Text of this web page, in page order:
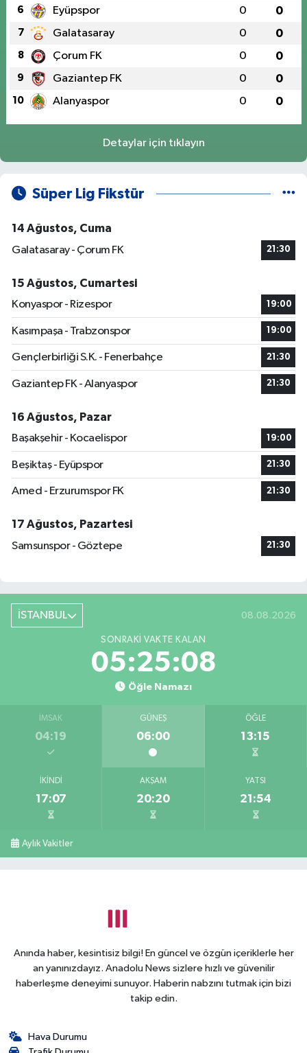
6 Eyüpspor 0 0
7 Galatasaray 0 0
8 Çorum FK 0 0
9 Gaziantep FK 0 0
10 Alanyaspor 0 0
Detaylar için tıklayın
Süper Lig Fikstür
14 Ağustos, Cuma
Galatasaray - Çorum FK
21:30
15 Ağustos, Cumartesi
Konyaspor - Rizespor
19:00
Kasımpaşa - Trabzonspor 19:00
Gençlerbirliği S.K. - Fenerbahçe 21:30
Gaziantep FK - Alanyaspor 21:30
16 Ağustos, Pazar
Başakşehir - Kocaelispor
19:00
Beşiktaş - Eyüpspor 21:30
Amed - Erzurumspor FK 21:30
17 Ağustos, Pazartesi
Samsunspor - Göztepe
21:30
İSTANBUL 08.08.2026
SONRAKI VAKTE KALAN
05:25:07
Öğle Namazı
İMSAK
04:19
GÜNEŞ
06:00
ÖĞLE
13:15
İKINDI
17:07
AKŞAM
20:20
YATSI
21:54
Aylık Vakitler
Anında haber, kesintisiz bilgi! En güncel ve özgün içeriklerle her
an yanınızdayız. Anadolu News sizlere hızlı ve güvenilir
haberleşme deneyimi sunuyor. Haberin nabzını tutmak için bizi
takip edin.
Hava Durumu